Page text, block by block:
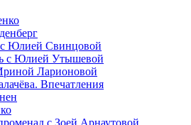
с Юлией Свинцовой
с Юлией Утышевой
Ларионовой
Впечатления